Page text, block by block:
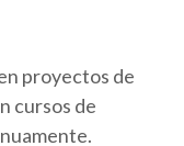
proyectos de
cursos de